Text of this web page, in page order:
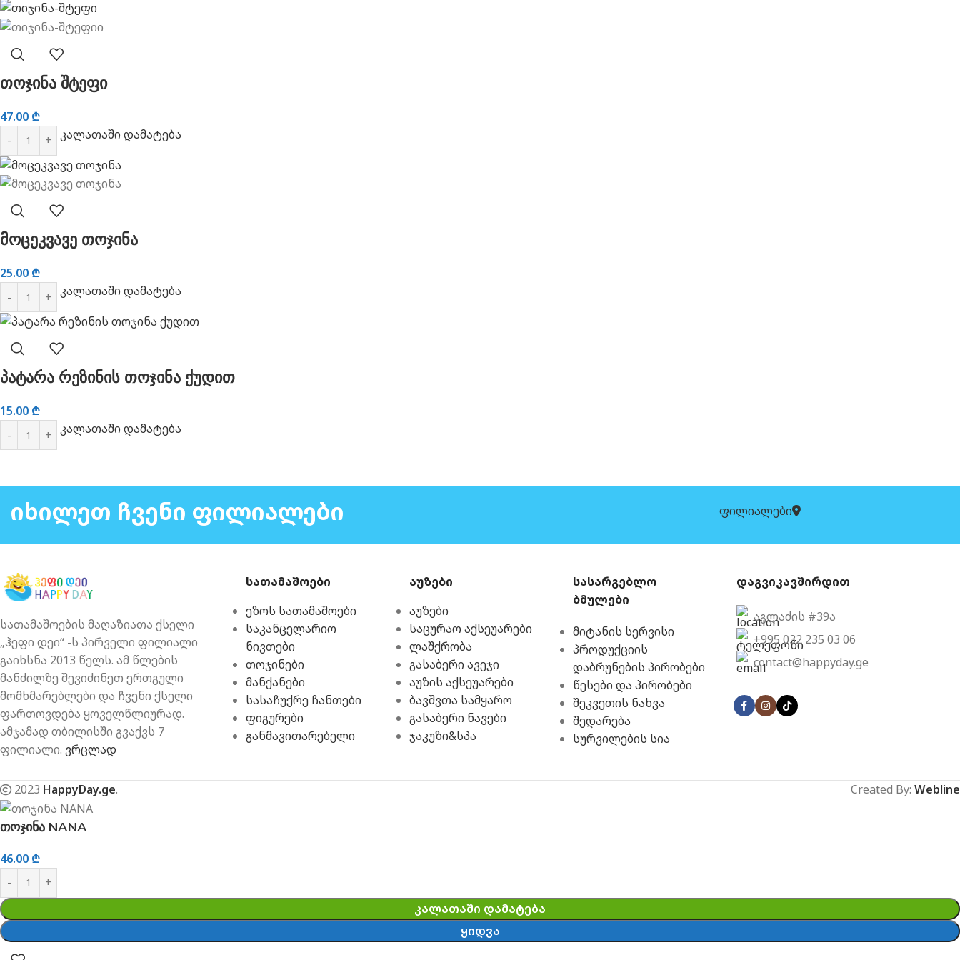
თოჯინა შტეფი
47.00 ₾
კალათაში დამატება
მოცეკვავე თოჯინა
25.00 ₾
კალათაში დამატება
პატარა რეზინის თოჯინა ქუდით
15.00 ₾
კალათაში დამატება
ᲘᲮᲘᲚᲔᲗ ᲩᲕᲔᲜᲘ ᲤᲘᲚᲘᲐᲚᲔᲑᲘ ფილიალები
სათამაშოების მაღაზიათა ქსელი
„ჰეფი დეი“ -ს პირველი ფილიალი
გაიხსნა 2013 წელს. ამ წლების
მანძილზე შევიძინეთ ერთგული
მომხმარებლები და ჩვენი ქსელი
ფართოვდება ყოველწლიურად.
ამჯამად თბილისში გვაქვს 7
ფილიალი. ვრცლად
სათამაშოები
ეზოს სათამაშოები
საკანცელარიო
ნივთები
თოჯინები
მანქანები
სასაჩუქრე ჩანთები
ფიგურები
განმავითარებელი
აუზები
აუზები
საცურაო აქსეუარები
ლაშქრობა
გასაბერი ავეჯი
აუზის აქსეუარები
ბავშვთა სამყარო
გასაბერი ნავები
ჯაკუზი&სპა
სასარგებლო
ბმულები
მიტანის სერვისი
პროდუქციის
დაბრუნების პირობები
წესები და პირობები
შეკვეთის ნახვა
შედარება
სურვილების სია
დაგვიკავშირდით
აგლაძის #39ა
+995 032 235 03 06
contact@happyday.ge
2023 HappyDay.ge. Created By: Webline
თოჯინა NANA
46.00 ₾
ᲙᲐᲚᲐᲗᲐᲨᲘ ᲓᲐᲛᲐᲢᲔᲑᲐ
ᲧᲘᲓᲕᲐ